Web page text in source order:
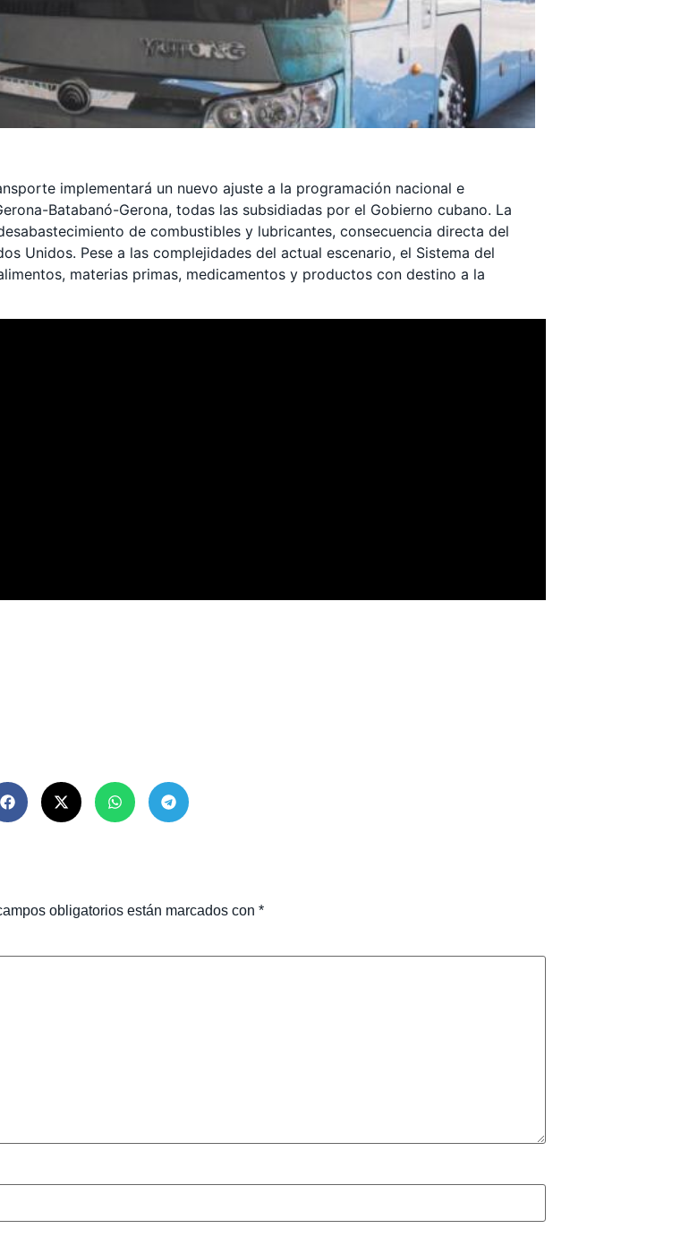
implementará un nuevo ajuste a la programación nacional e
Batabanó-Gerona, todas las subsidiadas por el Gobierno cubano. La
de combustibles y lubricantes, consecuencia directa del
Unidos. Pese a las complejidades del actual escenario, el Sistema del
materias primas, medicamentos y productos con destino a la
obligatorios están marcados con *